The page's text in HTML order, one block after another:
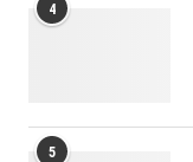
4
5